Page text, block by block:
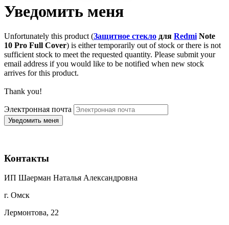
Уведомить меня
Unfortunately this product (Защитное стекло для Redmi Note
10 Pro Full Cover) is either temporarily out of stock or there is not
sufficient stock to meet the requested quantity. Please submit your
email address if you would like to be notified when new stock
arrives for this product.
Thank you!
Электронная почта
Контакты
ИП Шаерман Наталья Александровна
г. Омск
Лермонтова, 22